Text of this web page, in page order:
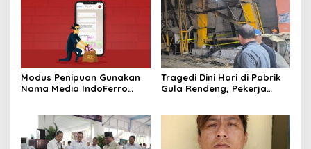
Modus Penipuan Gunakan
Nama Media IndoFerro
Tragedi Dini Hari di Pabrik
Gula Rendeng, Pekerja